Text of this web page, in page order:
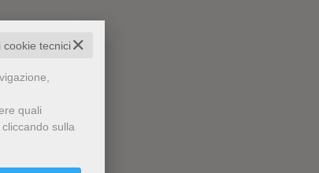
✕
tecnici
quali
sulla